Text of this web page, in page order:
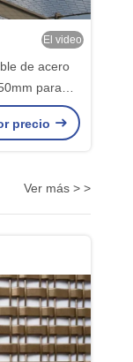
El video
de acero
para
de caídas
precio
Ver más > >